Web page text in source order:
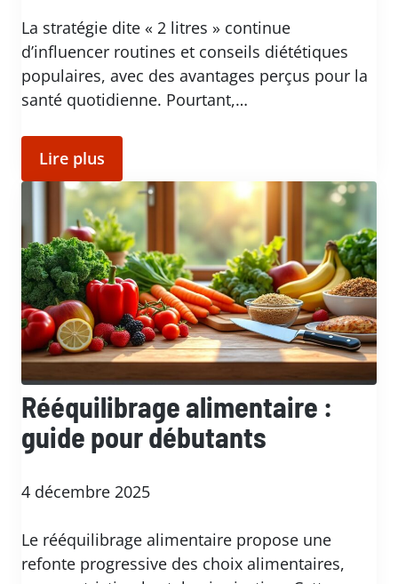
La stratégie dite « 2 litres » continue
d’influencer routines et conseils diététiques
populaires, avec des avantages perçus pour la
santé quotidienne. Pourtant,…
Lire plus
Rééquilibrage alimentaire :
guide pour débutants
4 décembre 2025
Le rééquilibrage alimentaire propose une
refonte progressive des choix alimentaires,